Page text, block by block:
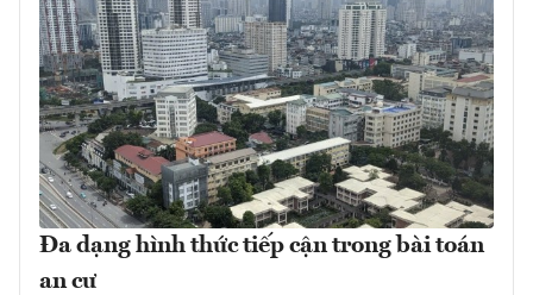
Đa dạng hình thức tiếp cận trong bài toán
an cư